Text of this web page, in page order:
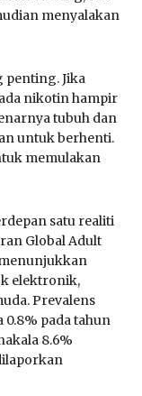
menyalakan
penting. Jika
nikotin hampir
tubuh dan
untuk berhenti.
memulakan
satu realiti
Global Adult
menunjukkan
elektronik,
Prevalens
pada tahun
8.6%